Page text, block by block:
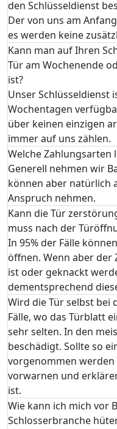
den Schlüsseldienst
Der von uns am
es werden keine
Kann man auf Ihren
Tür am Wochenende
ist?
Unser Schlüsseldienst
Wochentagen
über keinen einzigen
immer auf uns zählen.
Welche Zahlungsarten
Generell nehmen wir
können aber natürlich
Anspruch nehmen.
Kann die Tür
muss nach der
In 95% der Fälle
öffnen. Wenn aber der
ist oder geknackt
dementsprechend
Wird die Tür selbst bei
Fälle, wo das Türblatt
sehr selten. In den
beschädigt. Sollte so
vorgenommen werden
vorwarnen und
ist.
Wie kann ich mich vor
Schlosserbranche